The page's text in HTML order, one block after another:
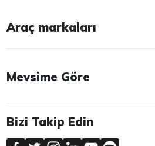
Araç markaları
Mevsime Göre
Bizi Takip Edin